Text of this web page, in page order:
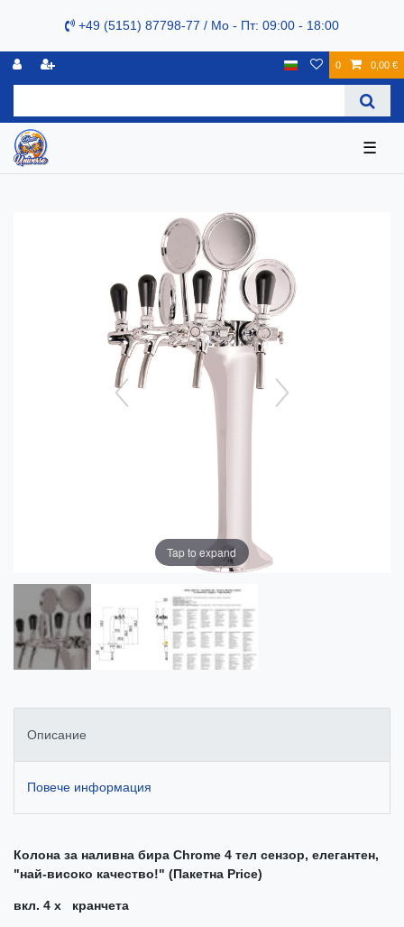
+49 (5151) 87798-77 / Mo - Пт: 09:00 - 18:00
0 0,00 €
☰
Tap to expand
Описание
Повече информация
Колона за наливна бира Chrome 4 тел сензор, елегантен,
"най-високо качество!" (Пакетна Price)
вкл. 4 х кранчета